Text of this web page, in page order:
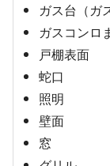
ガス台（ガ
ガスコンロ
戸棚表面
蛇口
照明
壁面
窓